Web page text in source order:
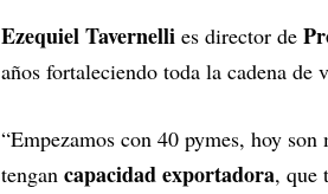
Ezequiel Tavernelli es director de
años fortaleciendo toda la cadena de
“Empezamos con 40 pymes, hoy
tengan capacidad exportadora, que